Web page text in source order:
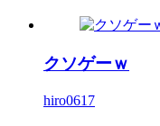
クソゲーｗ
hiro0617